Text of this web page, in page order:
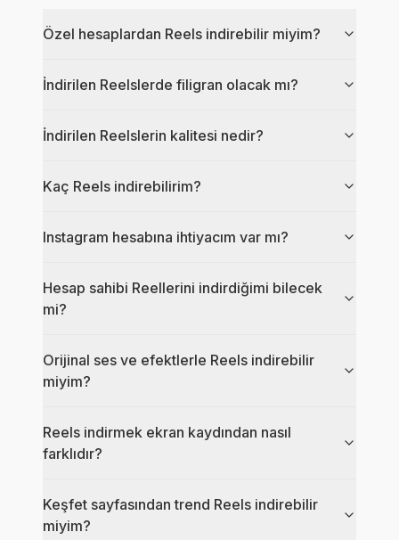
Özel hesaplardan Reels indirebilir miyim?
İndirilen Reelslerde filigran olacak mı?
İndirilen Reelslerin kalitesi nedir?
Kaç Reels indirebilirim?
Instagram hesabına ihtiyacım var mı?
Hesap sahibi Reellerini indirdiğimi bilecek
mi?
Orijinal ses ve efektlerle Reels indirebilir
miyim?
Reels indirmek ekran kaydından nasıl
farklıdır?
Keşfet sayfasından trend Reels indirebilir
miyim?